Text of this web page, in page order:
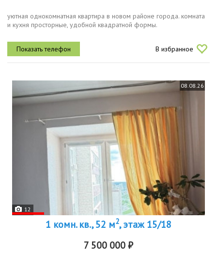
уютная однокомнатная квартира в новом районе города. комната
и кухня просторные, удобной квадратной формы.
В избранное
08.08.26
12
1 комн. кв., 52 м2, этаж 15/18
7 500 000 ₽